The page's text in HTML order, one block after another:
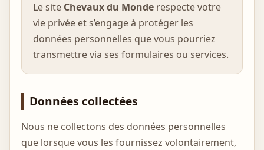
Le site Chevaux du Monde respecte votre
vie privée et s’engage à protéger les
données personnelles que vous pourriez
transmettre via ses formulaires ou services.
Données collectées
Nous ne collectons des données personnelles
que lorsque vous les fournissez volontairement,